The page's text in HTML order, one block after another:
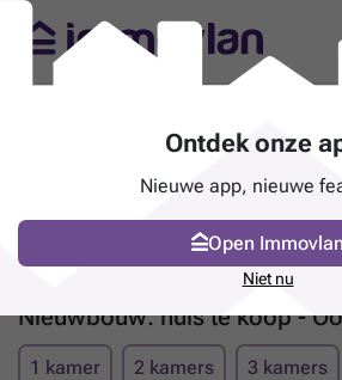
Nieuwbouw: huis te koop -
1 kamer 2 kamers 3 kamers
Ontdek onze
Nieuwe app, nieuwe
Open Immovlan
Niet nu